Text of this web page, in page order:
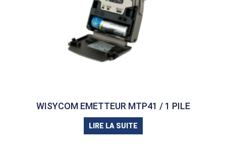
WISYCOM EMETTEUR MTP41 / 1 PILE
LIRE LA SUITE